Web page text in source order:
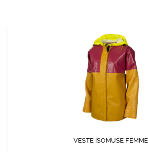
VESTE ISOMUSE FEMME
VESTE ISOMUSE FEMME
Veste-ciré professionnelle ISOMUSE pour
Isomax, elle en possède tous les